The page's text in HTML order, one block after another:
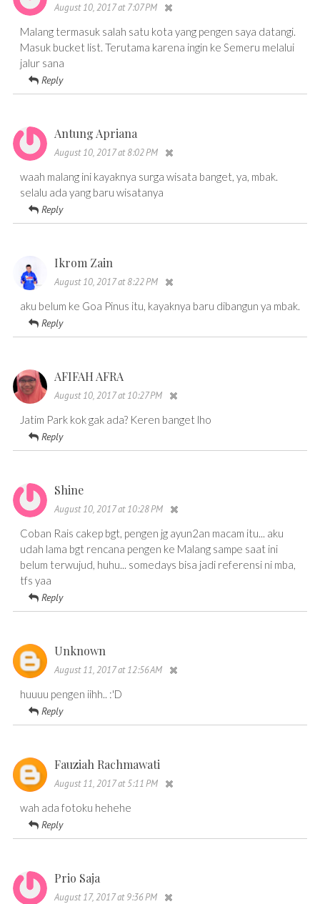
August 10, 2017 at 7:07 PM
Malang termasuk salah satu kota yang pengen saya datangi.
Masuk bucket list. Terutama karena ingin ke Semeru melalui
jalur sana
Reply
Antung Apriana
August 10, 2017 at 8:02 PM
waah malang ini kayaknya surga wisata banget, ya, mbak.
selalu ada yang baru wisatanya
Reply
Ikrom Zain
August 10, 2017 at 8:22 PM
aku belum ke Goa Pinus itu, kayaknya baru dibangun ya mbak.
Reply
AFIFAH AFRA
August 10, 2017 at 10:27 PM
Jatim Park kok gak ada? Keren banget lho
Reply
Shine
August 10, 2017 at 10:28 PM
Coban Rais cakep bgt, pengen jg ayun2an macam itu... aku
udah lama bgt rencana pengen ke Malang sampe saat ini
belum terwujud, huhu... somedays bisa jadi referensi ni mba,
tfs yaa
Reply
Unknown
August 11, 2017 at 12:56 AM
huuuu pengen iihh.. :'D
Reply
Fauziah Rachmawati
August 11, 2017 at 5:11 PM
wah ada fotoku hehehe
Reply
Prio Saja
August 17, 2017 at 9:36 PM